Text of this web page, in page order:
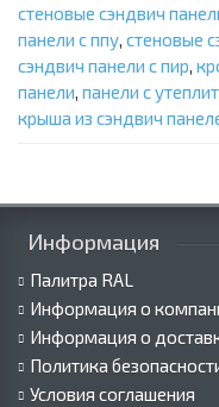
стеновые сэндвич
панели с ппу, стеновые
сэндвич панели с пир,
панели, панели с
крыша из сэндвич
Информация
Палитра RAL
Информация о
Информация о
Политика
Условия соглашения